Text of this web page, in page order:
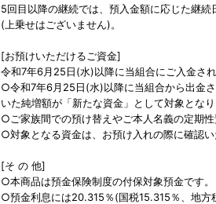
5回目以降の継続では、預入金額に応じた継
(上乗せはございません)。
[お預けいただけるご資金]
令和7年6月25日(水)以降に当組合にご入金さ
○令和7年6月25日(水)以降に当組合から出金
いた純増額が「新たな資金」として対象となり
○ご家族間での預け替えやご本人名義の定期
○対象となる資金は、お預け入れの際に確認い
[そ の 他]
○本商品は預金保険制度の付保対象預金です。
○預金利息には20.315％(国税15.315％、地方